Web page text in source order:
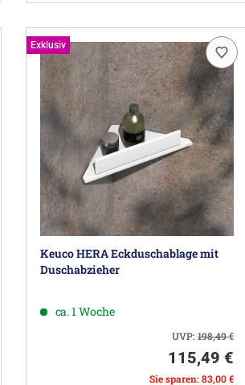
Exklusiv
Keuco HERA Eckduschablage mit
Duschabzieher
ca. 1 Woche
UVP:198,49€
115,49 €
Sie sparen: 83,00 €